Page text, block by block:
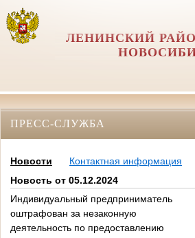
ЛЕНИНСКИЙ
ПРЕСС-СЛУЖБА
Новости
Контактная информация
Новость от 05.12.2024
Индивидуальный предприниматель
оштрафован за незаконную
деятельность по предоставлению